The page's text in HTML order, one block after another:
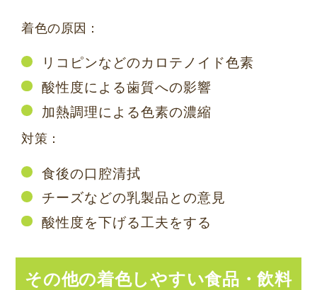
着色の原因：
リコピンなどのカロテノイド色素
酸性度による歯質への影響
加熱調理による色素の濃縮
対策：
食後の口腔清拭
チーズなどの乳製品との意見
酸性度を下げる工夫をする
その他の着色しやすい食品・飲料